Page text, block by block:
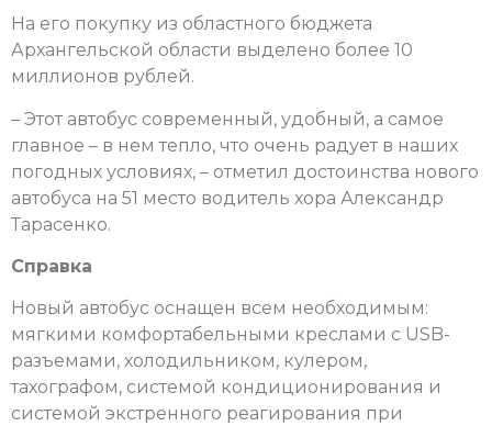
На его покупку из областного бюджета
Архангельской области выделено более 10
миллионов рублей.
– Этот автобус современный, удобный, а самое
главное – в нем тепло, что очень радует в наших
погодных условиях, – отметил достоинства нового
автобуса на 51 место водитель хора Александр
Тарасенко.
Справка
Новый автобус оснащен всем необходимым:
мягкими комфортабельными креслами с USB-
разъемами, холодильником, кулером,
тахографом, системой кондиционирования и
системой экстренного реагирования при